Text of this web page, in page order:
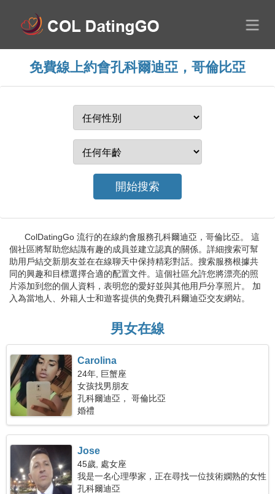
免費線上約會孔科爾迪亞，哥倫比亞
ColDatingGo 流行的在線約會服務孔科爾迪亞，哥倫比亞。 這
個社區將幫助您結識有趣的成員並建立認真的關係。詳細搜索可幫
助用戶結交新朋友並在在線聊天中保持精彩對話。搜索服務根據共
同的興趣和目標選擇合適的配置文件。這個社區允許您將漂亮的照
片添加到您的個人資料，表明您的愛好並與其他用戶分享照片。 加
入為當地人、外籍人士和遊客提供的免費孔科爾迪亞交友網站。
男女在線
Carolina
24年, 巨蟹座
女孩找男朋友
孔科爾迪亞， 哥倫比亞
婚禮
Jose
45歲, 處女座
我是一名心理學家，正在尋找一位技術嫻熟的女性
孔科爾迪亞